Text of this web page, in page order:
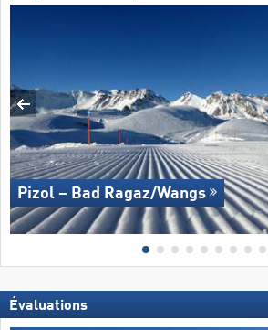
Pizol – Bad Ragaz/​Wangs
Évaluations